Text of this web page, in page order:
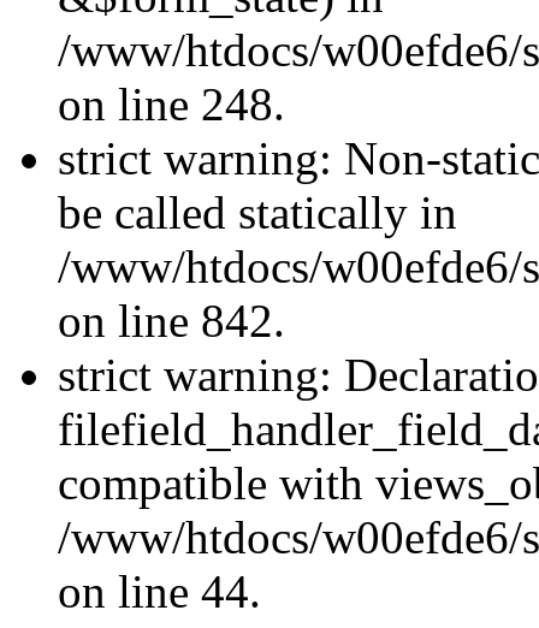
/www/htdocs/w00efde6/
on line 248.
strict warning: Non-
be called statically in
/www/htdocs/w00efde6/
on line 842.
strict warning:
compatible with
/www/htdocs/
on line 44.